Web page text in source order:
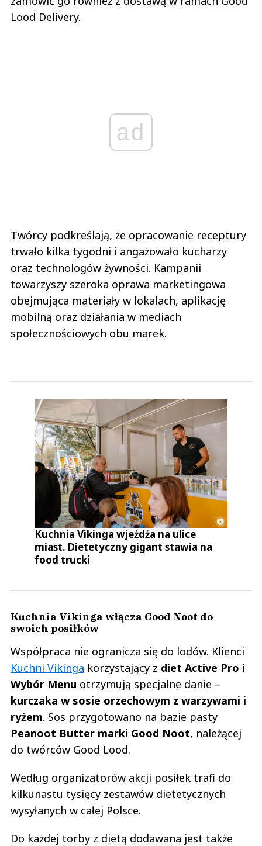
Lood Delivery.
ad
Twórcy podkreślają, że opracowanie receptury
trwało kilka tygodni i angażowało kucharzy
oraz technologów żywności. Kampanii
towarzyszy szeroka oprawa marketingowa
obejmująca materiały w lokalach, aplikację
mobilną oraz działania w mediach
społecznościowych obu marek.
Kuchnia Vikinga wjeżdża na ulice
miast. Dietetyczny gigant stawia na
food trucki
Kuchnia Vikinga włącza Good Noot do
swoich posiłków
Współpraca nie ogranicza się do lodów. Klienci
Kuchni Vikinga korzystający z diet Active Pro i
Wybór Menu otrzymują specjalne danie –
kurczaka w sosie orzechowym z warzywami i
ryżem. Sos przygotowano na bazie pasty
Peanoot Butter marki Good Noot, należącej
do twórców Good Lood.
Według organizatorów akcji posiłek trafi do
kilkunastu tysięcy zestawów dietetycznych
wysyłanych w całej Polsce.
Do każdej torby z dietą dodawana jest także